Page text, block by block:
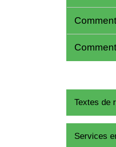
Textes de
Services